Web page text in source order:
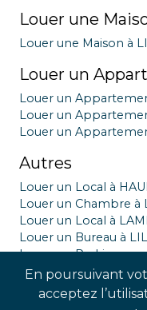
En poursuivant
acceptez
Louer une
Louer une Maison à
Louer un
Louer un
Louer un
Louer un
Autres
Louer un Local à
Louer un Chambre à
Louer un Local à
Louer un Bureau à
Louer un Parking
Louer un Local à
Louer un Chambre à
Louer un Chambre à